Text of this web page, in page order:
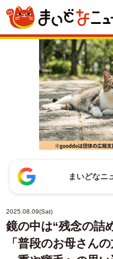
まいどなニ
2025.08.09(Sat)
鏡の中は“残念の詰
「普段のお母さん